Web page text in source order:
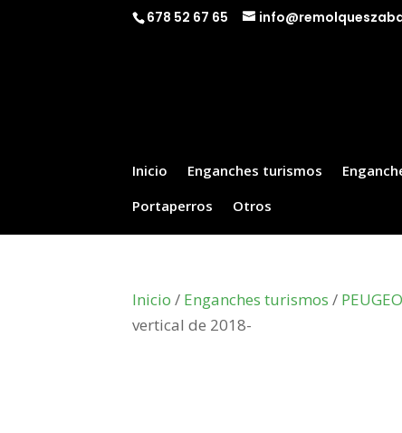
678 52 67 65
Inicio Enganches turismos
Portaperros
Otros
Inicio / Enganches turismos /
vertical de 2018-